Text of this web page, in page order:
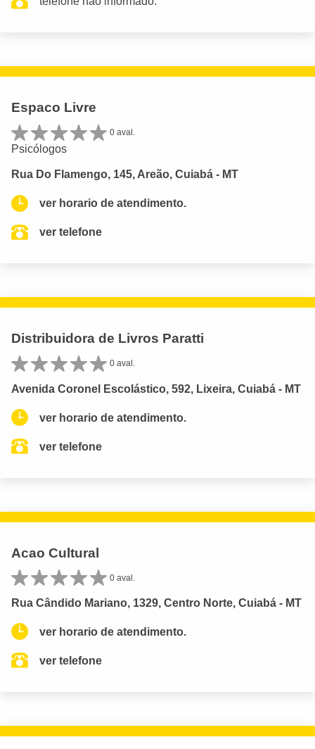
Espaco Livre
0 aval.
Psicólogos
Rua Do Flamengo, 145, Areão, Cuiabá - MT
ver horario de atendimento.
ver telefone
Distribuidora de Livros Paratti
0 aval.
Avenida Coronel Escolástico, 592, Lixeira, Cuiabá - MT
ver horario de atendimento.
ver telefone
Acao Cultural
0 aval.
Rua Cândido Mariano, 1329, Centro Norte, Cuiabá - MT
ver horario de atendimento.
ver telefone